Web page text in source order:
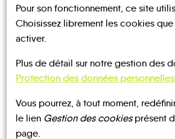
Les infos
TRANSPORTS
À LA
DEMANDE
Pour son fonctionnement, ce site
Choisissez librement les cookies
activer.
Plus de détail sur notre gestion des
Protection des données personnelles.
Vous pourrez, à tout moment,
le lien Gestion des cookiesprésent
page.